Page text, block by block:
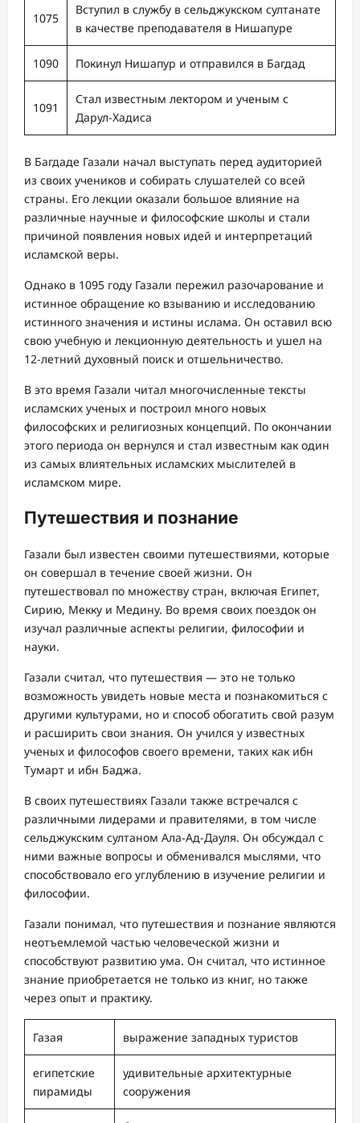
1075
Вступил в службу в сельджукском султанате
в качестве преподавателя в Нишапуре
1090 Покинул Нишапур и отправился в Багдад
1091
Стал известным лектором и ученым с
Дарул-Хадиса
В Багдаде Газали начал выступать перед аудиторией
из своих учеников и собирать слушателей со всей
страны. Его лекции оказали большое влияние на
различные научные и философские школы и стали
причиной появления новых идей и интерпретаций
исламской веры.
Однако в 1095 году Газали пережил разочарование и
истинное обращение ко взыванию и исследованию
истинного значения и истины ислама. Он оставил всю
свою учебную и лекционную деятельность и ушел на
12-летний духовный поиск и отшельничество.
В это время Газали читал многочисленные тексты
исламских ученых и построил много новых
философских и религиозных концепций. По окончании
этого периода он вернулся и стал известным как один
из самых влиятельных исламских мыслителей в
исламском мире.
Путешествия и познание
Газали был известен своими путешествиями, которые
он совершал в течение своей жизни. Он
путешествовал по множеству стран, включая Египет,
Сирию, Мекку и Медину. Во время своих поездок он
изучал различные аспекты религии, философии и
науки.
Газали считал, что путешествия — это не только
возможность увидеть новые места и познакомиться с
другими культурами, но и способ обогатить свой разум
и расширить свои знания. Он учился у известных
ученых и философов своего времени, таких как ибн
Тумарт и ибн Баджа.
В своих путешествиях Газали также встречался с
различными лидерами и правителями, в том числе
сельджукским султаном Ала-Ад-Дауля. Он обсуждал с
ними важные вопросы и обменивался мыслями, что
способствовало его углублению в изучение религии и
философии.
Газали понимал, что путешествия и познание являются
неотъемлемой частью человеческой жизни и
способствуют развитию ума. Он считал, что истинное
знание приобретается не только из книг, но также
через опыт и практику.
Газая выражение западных туристов
египетские
пирамиды
удивительные архитектурные
сооружения